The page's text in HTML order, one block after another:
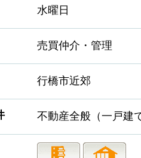
水曜日
売買仲介・管理
行橋市近郊
不動産全般（一戸建